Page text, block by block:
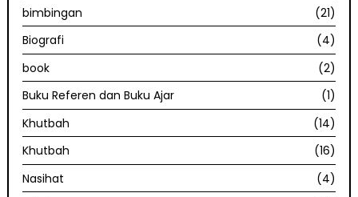
bimbingan
(21)
Biografi
(4)
book
(2)
Buku Referen dan Buku Ajar
(1)
Khutbah
(14)
Khutbah
(16)
Nasihat
(4)